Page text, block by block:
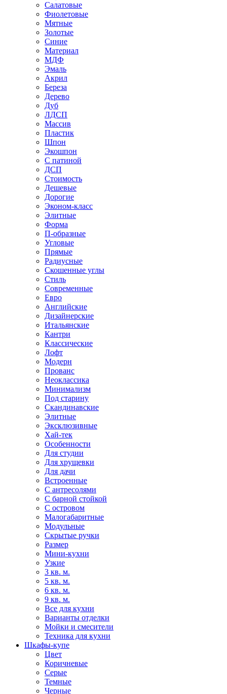
Салатовые
Фиолетовые
Мятные
Золотые
Синие
Материал
МДФ
Эмаль
Акрил
Береза
Дерево
Дуб
ЛДСП
Массив
Пластик
Шпон
Экошпон
С патиной
ДСП
Стоимость
Дешевые
Дорогие
Эконом-класс
Элитные
Форма
П-образные
Угловые
Прямые
Радиусные
Скошенные углы
Стиль
Современные
Евро
Английские
Дизайнерские
Итальянские
Кантри
Классические
Лофт
Модерн
Прованс
Неоклассика
Минимализм
Под старину
Скандинавские
Элитные
Эксклюзивные
Хай-тек
Особенности
Для студии
Для хрущевки
Для дачи
Встроенные
С антресолями
С барной стойкой
С островом
Малогабаритные
Модульные
Скрытые ручки
Размер
Мини-кухни
Узкие
3 кв. м.
5 кв. м.
6 кв. м.
9 кв. м.
Все для кухни
Варианты отделки
Мойки и смесители
Техника для кухни
Шкафы-купе
Цвет
Коричневые
Серые
Темные
Черные